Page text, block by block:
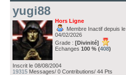
yugi88
Hors Ligne
Membre Inactif depuis le
04/02/2026
Grade : [Divinité]
Echanges 100 % (408)
Inscrit le 08/08/2004
19315 Messages/ 0 Contributions/ 44 Pts